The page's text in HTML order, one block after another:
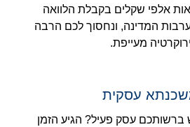
אלפי שקלים בקבלת הלוואה
המדינה, ונחסוך לכם הרבה
מעייפת.
עסקית
ברשותכם עסק פעיל? הגיע הזמן